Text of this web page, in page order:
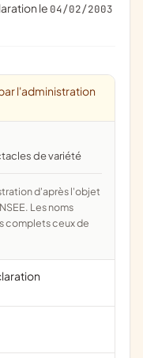
le 04/02/2003
l'administration
de variété
Les noms
complets ceux de